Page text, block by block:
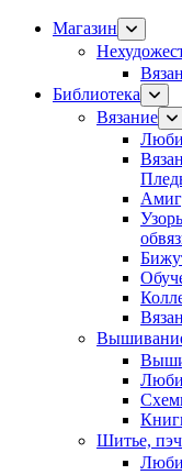
Магазин
Библиотека
Вязание
Шитье,